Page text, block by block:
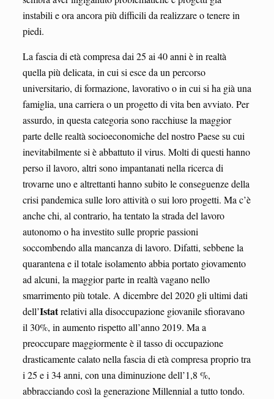
instabili e ora ancora più difficili da realizzare o tenere in
piedi.
La fascia di età compresa dai 25 ai 40 anni è in realtà
quella più delicata, in cui si esce da un percorso
universitario, di formazione, lavorativo o in cui si ha già una
famiglia, una carriera o un progetto di vita ben avviato. Per
assurdo, in questa categoria sono racchiuse la maggior
parte delle realtà socioeconomiche del nostro Paese su cui
inevitabilmente si è abbattuto il virus. Molti di questi hanno
perso il lavoro, altri sono impantanati nella ricerca di
trovarne uno e altrettanti hanno subito le conseguenze della
crisi pandemica sulle loro attività o sui loro progetti. Ma c’è
anche chi, al contrario, ha tentato la strada del lavoro
autonomo o ha investito sulle proprie passioni
soccombendo alla mancanza di lavoro. Difatti, sebbene la
quarantena e il totale isolamento abbia portato giovamento
ad alcuni, la maggior parte in realtà vagano nello
smarrimento più totale. A dicembre del 2020 gli ultimi dati
dell’Istatrelativi alla disoccupazione giovanile sfioravano
il 30%, in aumento rispetto all’anno 2019. Ma a
preoccupare maggiormente è il tasso di occupazione
drasticamente calato nella fascia di età compresa proprio tra
i 25 e i 34 anni, con una diminuzione dell’1,8 %,
abbracciando così la generazione Millennial a tutto tondo.